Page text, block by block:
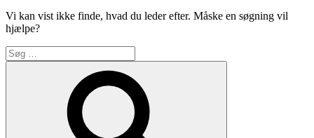
Vi kan vist ikke finde, hvad du leder efter. Måske en søgning vil
hjælpe?
Søg
efter: